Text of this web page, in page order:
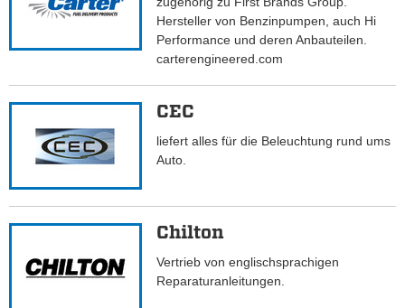
Hersteller von Benzinpumpen, auch Hi
Performance und deren Anbauteilen.
carterengineered.com
CEC
liefert alles für die Beleuchtung rund ums
Auto.
Chilton
Vertrieb von englischsprachigen
Reparaturanleitungen.